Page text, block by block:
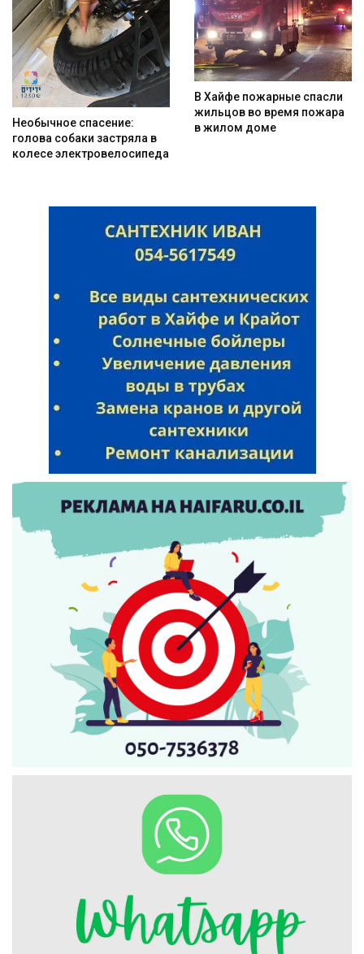
Необычное спасение:
голова собаки застряла в
колесе электровелосипеда
В Хайфе пожарные спасли
жильцов во время пожара
в жилом доме